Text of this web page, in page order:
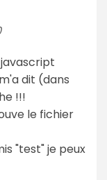
dit (dans
!!!
le fichier
"test" je peux